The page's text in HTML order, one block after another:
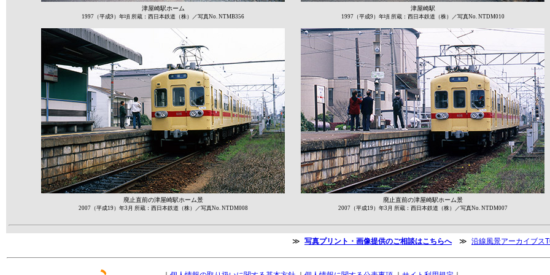
津屋崎駅ホーム
1997（平成9）年頃 所蔵：西日本鉄道（株）／写真No. NTMB356
津屋崎駅
1997（平成9）年頃 所蔵：西日本鉄道（株）／写真No. NTDM010
廃止直前の津屋崎駅ホーム景
2007（平成19）年3月 所蔵：西日本鉄道（株）／写真No. NTDM008
廃止直前の津屋崎駅ホーム景
2007（平成19）年3月 所蔵：西日本鉄道（株）／写真No. NTDM007
≫ 写真プリント・画像提供のご相談はこちらへ≫ 沿線風景アーカイブス